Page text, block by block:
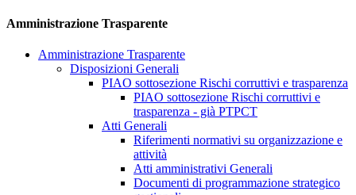
Amministrazione Trasparente
Amministrazione Trasparente
Disposizioni Generali
PIAO sottosezione Rischi corruttivi e trasparenza
PIAO sottosezione Rischi corruttivi e
trasparenza - già PTPCT
Atti Generali
Riferimenti normativi su organizzazione e
attività
Atti amministrativi Generali
Documenti di programmazione strategico